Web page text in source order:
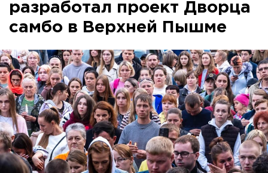
разработал проект Дворца
самбо в Верхней Пышме